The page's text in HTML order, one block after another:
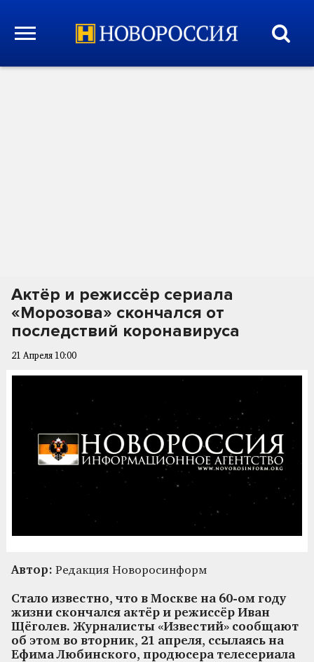
Актёр и режиссёр сериала
«Морозова» скончался от
последствий коронавируса
21 Апреля 10:00
Автор: Редакция Новоросинформ
Стало известно, что в Москве на 60-ом году
жизни скончался актёр и режиссёр Иван
Щёголев. Журналисты «Известий» сообщают
об этом во вторник, 21 апреля, ссылаясь на
Ефима Любинского, продюсера телесериала